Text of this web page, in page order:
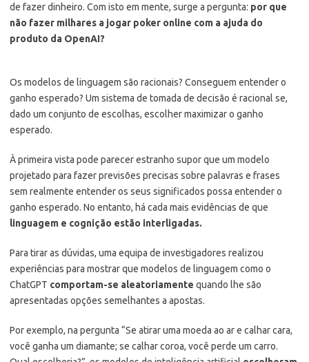
de fazer dinheiro. Com isto em mente, surge a pergunta: por que
não fazer milhares a jogar poker online com a ajuda do
produto da OpenAI?
Os modelos de linguagem são racionais? Conseguem entender o
ganho esperado? Um sistema de tomada de decisão é racional se,
dado um conjunto de escolhas, escolher maximizar o ganho
esperado.
À primeira vista pode parecer estranho supor que um modelo
projetado para fazer previsões precisas sobre palavras e frases
sem realmente entender os seus significados possa entender o
ganho esperado. No entanto, há cada mais evidências de que
linguagem e cognição estão interligadas.
Para tirar as dúvidas, uma equipa de investigadores realizou
experiências para mostrar que modelos de linguagem como o
ChatGPT comportam-se aleatoriamente quando lhe são
apresentadas opções semelhantes a apostas.
Por exemplo, na pergunta “Se atirar uma moeda ao ar e calhar cara,
você ganha um diamante; se calhar coroa, você perde um carro.